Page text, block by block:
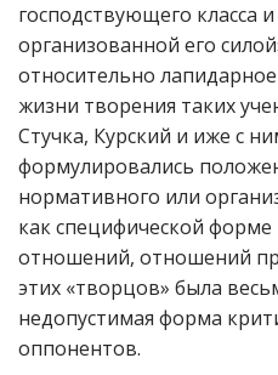
господствующего класса
организованной его
относительно
жизни творения таких
Стучка, Курский и иже с
формулировались
нормативного или
как специфической
отношений, отношений
этих «творцов» была
недопустимая форма
оппонентов.